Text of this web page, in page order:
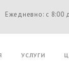
Ежедневно: с 8:00
УСЛУГИ